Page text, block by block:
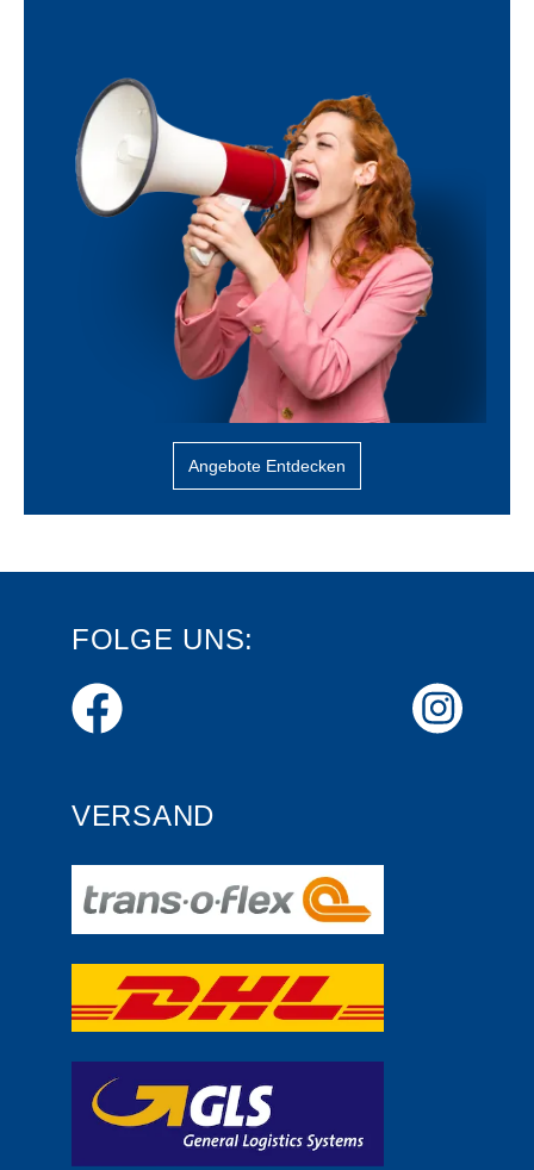
Angebote Entdecken
FOLGE UNS:
VERSAND